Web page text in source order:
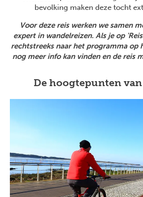
bevolking maken deze tocht
Voor deze reis werken we samen
expert in wandelreizen. Als je op
rechtstreeks naar het programma op
nog meer info kan vinden en de reis
De hoogtepunten van